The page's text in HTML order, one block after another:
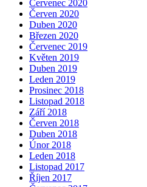
Červenec 2020
Červen 2020
Duben 2020
Březen 2020
Červenec 2019
Květen 2019
Duben 2019
Leden 2019
Prosinec 2018
Listopad 2018
Září 2018
Červen 2018
Duben 2018
Únor 2018
Leden 2018
Listopad 2017
Říjen 2017